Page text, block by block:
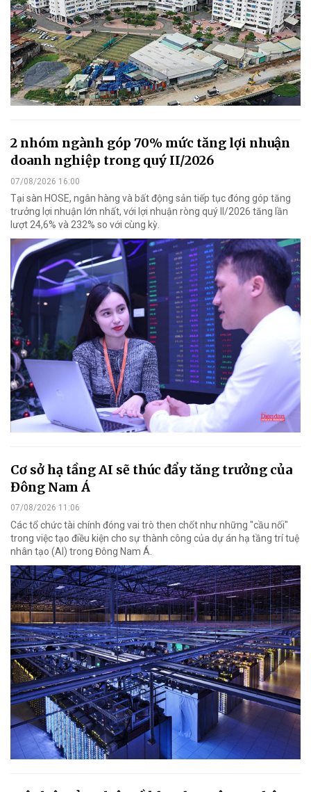
2 nhóm ngành góp 70% mức tăng lợi nhuận
doanh nghiệp trong quý II/2026
07/08/2026 16:00
Tại sàn HOSE, ngân hàng và bất động sản tiếp tục đóng góp tăng
trưởng lợi nhuận lớn nhất, với lợi nhuận ròng quý II/2026 tăng lần
lượt 24,6% và 232% so với cùng kỳ.
Cơ sở hạ tầng AI sẽ thúc đẩy tăng trưởng của
Đông Nam Á
07/08/2026 11:06
Các tổ chức tài chính đóng vai trò then chốt như những "cầu nối"
trong việc tạo điều kiện cho sự thành công của dự án hạ tầng trí tuệ
nhân tạo (AI) trong Đông Nam Á.